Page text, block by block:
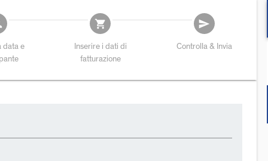
data e
shopping_cart
Inserire i dati di
fatturazione
send
Controlla & Invia